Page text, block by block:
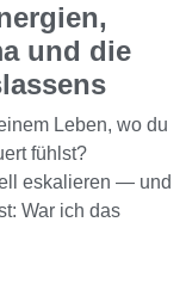
und die
Leben, wo du
fühlst?
eskalieren — und
War ich das